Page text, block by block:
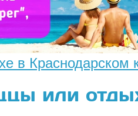
в Краснодарском
или